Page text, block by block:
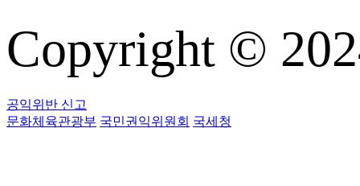
Copyright ©
공익위반 신고
문화체육관광부 국민권익위원회 국세청